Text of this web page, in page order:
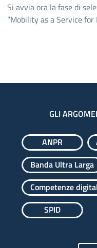
Si avvia ora la fase di
“Mobility as a Service for
GLI
ANPR
Banda Ultra Larga
Competenze
SPID